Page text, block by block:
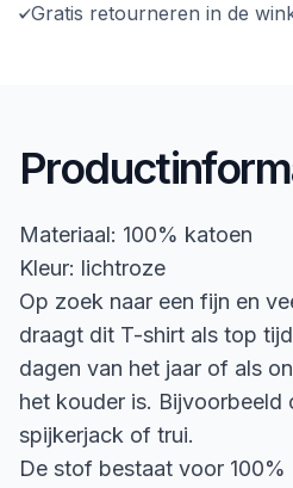
Gratis retourneren in de
Materiaal: 100% katoen
Kleur: lichtroze
Op zoek naar een fijn en
draagt dit T-shirt als top
dagen van het jaar of als
het kouder is. Bijvoorbeeld
spijkerjack of trui.
De stof bestaat voor